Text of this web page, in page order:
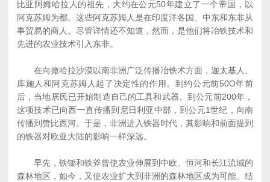
比亚阿姆哈拉人的祖先，大约在公元50年建立了一个帝国，以
阿克苏姆为都。这些阿克苏姆人是在印度洋各国、中东和东非从
事贸易的商人。尽管详情还不知道，然而，是他们将冶铁技术和
先进的农业技术引入东非。
在向撒哈拉沙漠以南非洲广泛传播冶铁术方面，迦太基人、
库施人和阿克苏姆人起了决定性的作用。到约公元前50O年前
后，当地居民已开始制造自己的工具和武器。到公元前200年，
这项技术已向西一直传播到尼日利亚中部，到公元1世纪，向南
传播到赞比西河。于是，非洲进入铁器时代，其影响和前面提到
的铁器对欧亚大陆的影响一样深远。
早先，铁锄和铁斧曾使农业伸展到中欧、恒河和长江流域的
森林地区，如今，又使农业扩大到非洲的森林地区成为可能。结